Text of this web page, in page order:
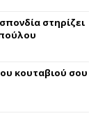
στηρίζει
κουταβιού σου